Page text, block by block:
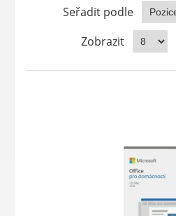
Seřadit podle
Zobrazit